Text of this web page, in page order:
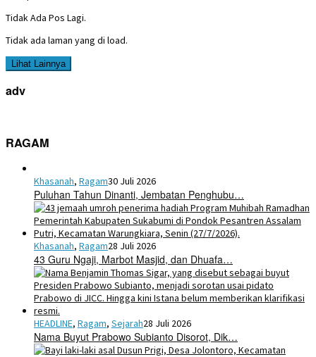
Tidak Ada Pos Lagi.
Tidak ada laman yang di load.
Lihat Lainnya
adv
RAGAM
Khasanah, Ragam30 Juli 2026
Puluhan Tahun Dinanti, Jembatan Penghubu…
Khasanah, Ragam28 Juli 2026
43 Guru Ngaji, Marbot Masjid, dan Dhuafa…
HEADLINE, Ragam, Sejarah28 Juli 2026
Nama Buyut Prabowo Subianto Disorot, Dik…